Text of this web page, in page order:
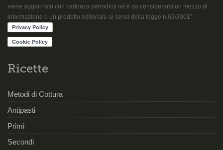
viene aggiornato con cadenza periodica né è da considerarsi un mezzo di
informazione o un prodotto editoriale ai sensi della legge n.62/2001”
Ricette
Metodi di Cottura
Antipasti
Primi
Secondi